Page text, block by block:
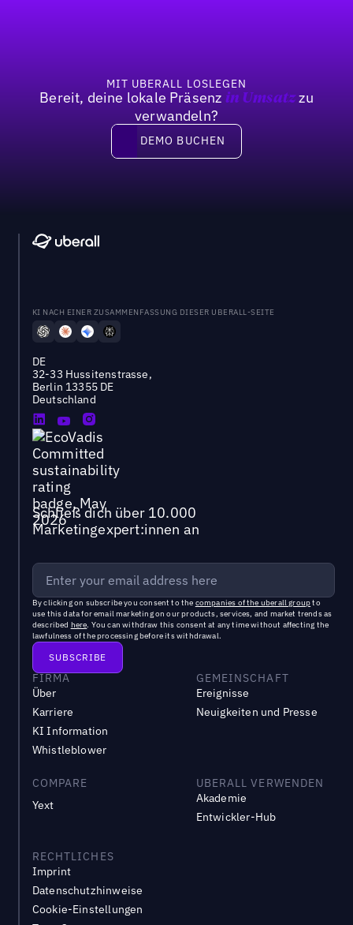
MIT UBERALL LOSLEGEN
Bereit, deine lokale Präsenz in Umsatzzu
verwandeln?
DEMO BUCHEN
DEMO BUCHEN
KI NACH EINER ZUSAMMENFASSUNG DIESER UBERALL-SEITE
DE
32-33 Hussitenstrasse,
Berlin 13355 DE
Deutschland
Schließ dich über 10.000
Marketingexpert:innen an
By clicking on subscribe you consent to the companies of the uberall groupto
use this data for email marketing on our products, services, and market trends as
described here. You can withdraw this consent at any time without affecting the
lawfulness of the processing before its withdrawal.
FIRMA
Über
Karriere
KI Information
Whistleblower
GEMEINSCHAFT
Ereignisse
Neuigkeiten und Presse
COMPARE
Yext
UBERALL VERWENDEN
Akademie
Entwickler-Hub
RECHTLICHES
Imprint
Datenschutzhinweise
Cookie-Einstellungen